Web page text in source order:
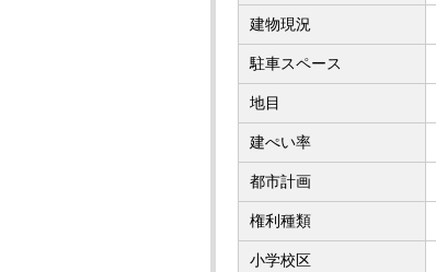
建物現況
駐車スペース
地目
建ぺい率
都市計画
権利種類
小学校区